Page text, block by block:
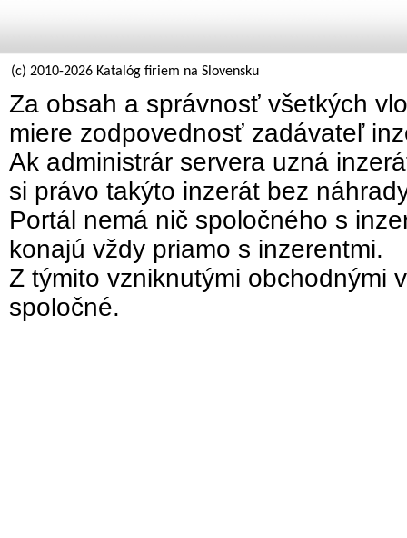
(c) 2010-2026 Katalóg firiem na Slovensku
Za obsah a správnosť všetkých
miere zodpovednosť zadávateľ
Ak administrár servera uzná
si právo takýto inzerát bez
Portál nemá nič spoločného s
konajú vždy priamo s inzerentmi.
Z týmito vzniknutými obchodnými
spoločné.